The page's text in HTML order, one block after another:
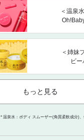
＜温泉
＜姉妹
ビ
もっと見る
* 温泉水：ボディ スムーザー(角質柔軟成分)